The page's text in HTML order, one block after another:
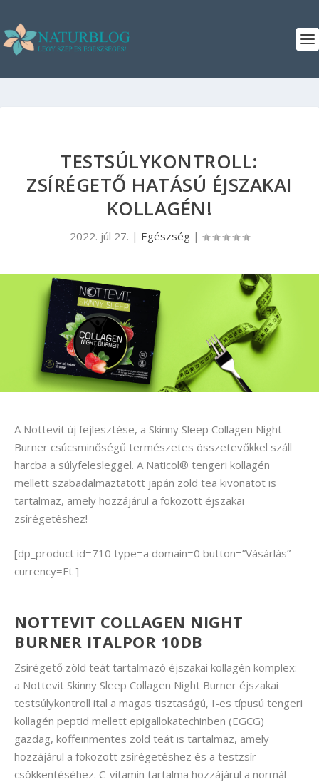
TESTSÚLYKONTROLL:
ZSÍRÉGETŐ HATÁSÚ ÉJSZAKAI
KOLLAGÉN!
2022. júl 27. | Egészség |
A Nottevit új fejlesztése, a Skinny Sleep Collagen Night
Burner csúcsminőségű természetes összetevőkkel száll
harcba a súlyfelesleggel. A Naticol® tengeri kollagén
mellett szabadalmaztatott japán zöld tea kivonatot is
tartalmaz, amely hozzájárul a fokozott éjszakai
zsírégetéshez!
[dp_product id=710 type=a domain=0 button=”Vásárlás”
currency=Ft ]
NOTTEVIT COLLAGEN NIGHT
BURNER ITALPOR 10DB
Zsírégető zöld teát tartalmazó éjszakai kollagén komplex:
a Nottevit Skinny Sleep Collagen Night Burner éjszakai
testsúlykontroll ital a magas tisztaságú, I-es típusú tengeri
kollagén peptid mellett epigallokatechinben (EGCG)
gazdag, koffeinmentes zöld teát is tartalmaz, amely
hozzájárul a fokozott zsírégetéshez és a testzsír
csökkentéséhez. C-vitamin tartalma hozzájárul a normál